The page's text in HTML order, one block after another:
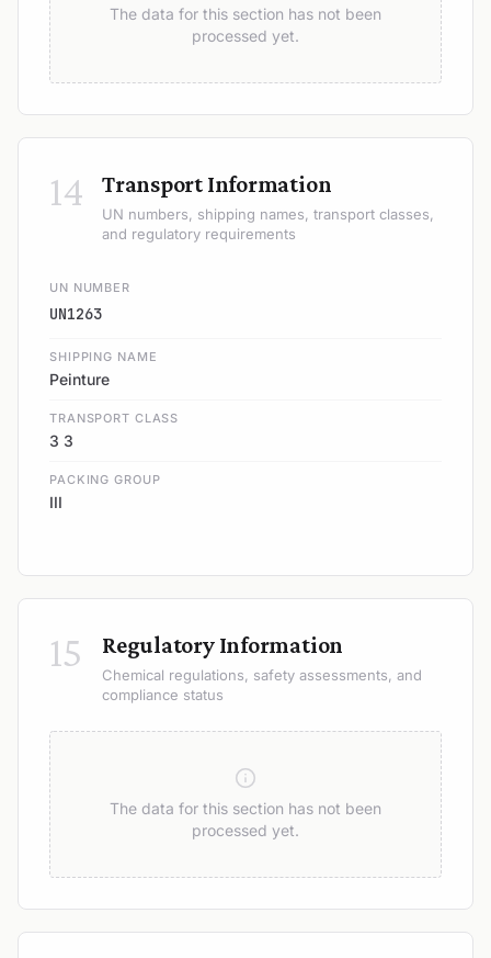
The data for this section has not been
processed yet.
14 Transport Information
UN numbers, shipping names, transport classes,
and regulatory requirements
UN NUMBER
UN1263
SHIPPING NAME
Peinture
TRANSPORT CLASS
3 3
PACKING GROUP
III
15 Regulatory Information
Chemical regulations, safety assessments, and
compliance status
The data for this section has not been
processed yet.